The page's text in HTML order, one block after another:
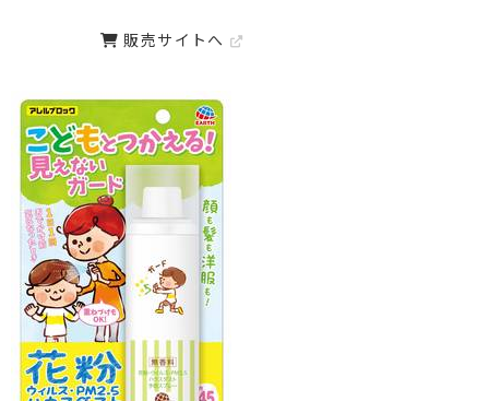
販売サイトへ